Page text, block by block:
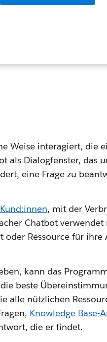
Weise interagiert, die
als Dialogfenster, das
eine Frage zu
, mit der
Chatbot verwendet
Ressource für ihre
kann das
beste
alle nützlichen
Knowledge Base-
die er findet.